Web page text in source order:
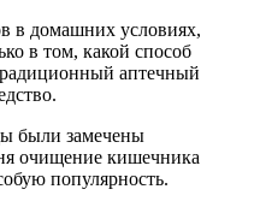
в домашних условиях,
в том, какой способ
аптечный
были замечены
очищение кишечника
популярность.